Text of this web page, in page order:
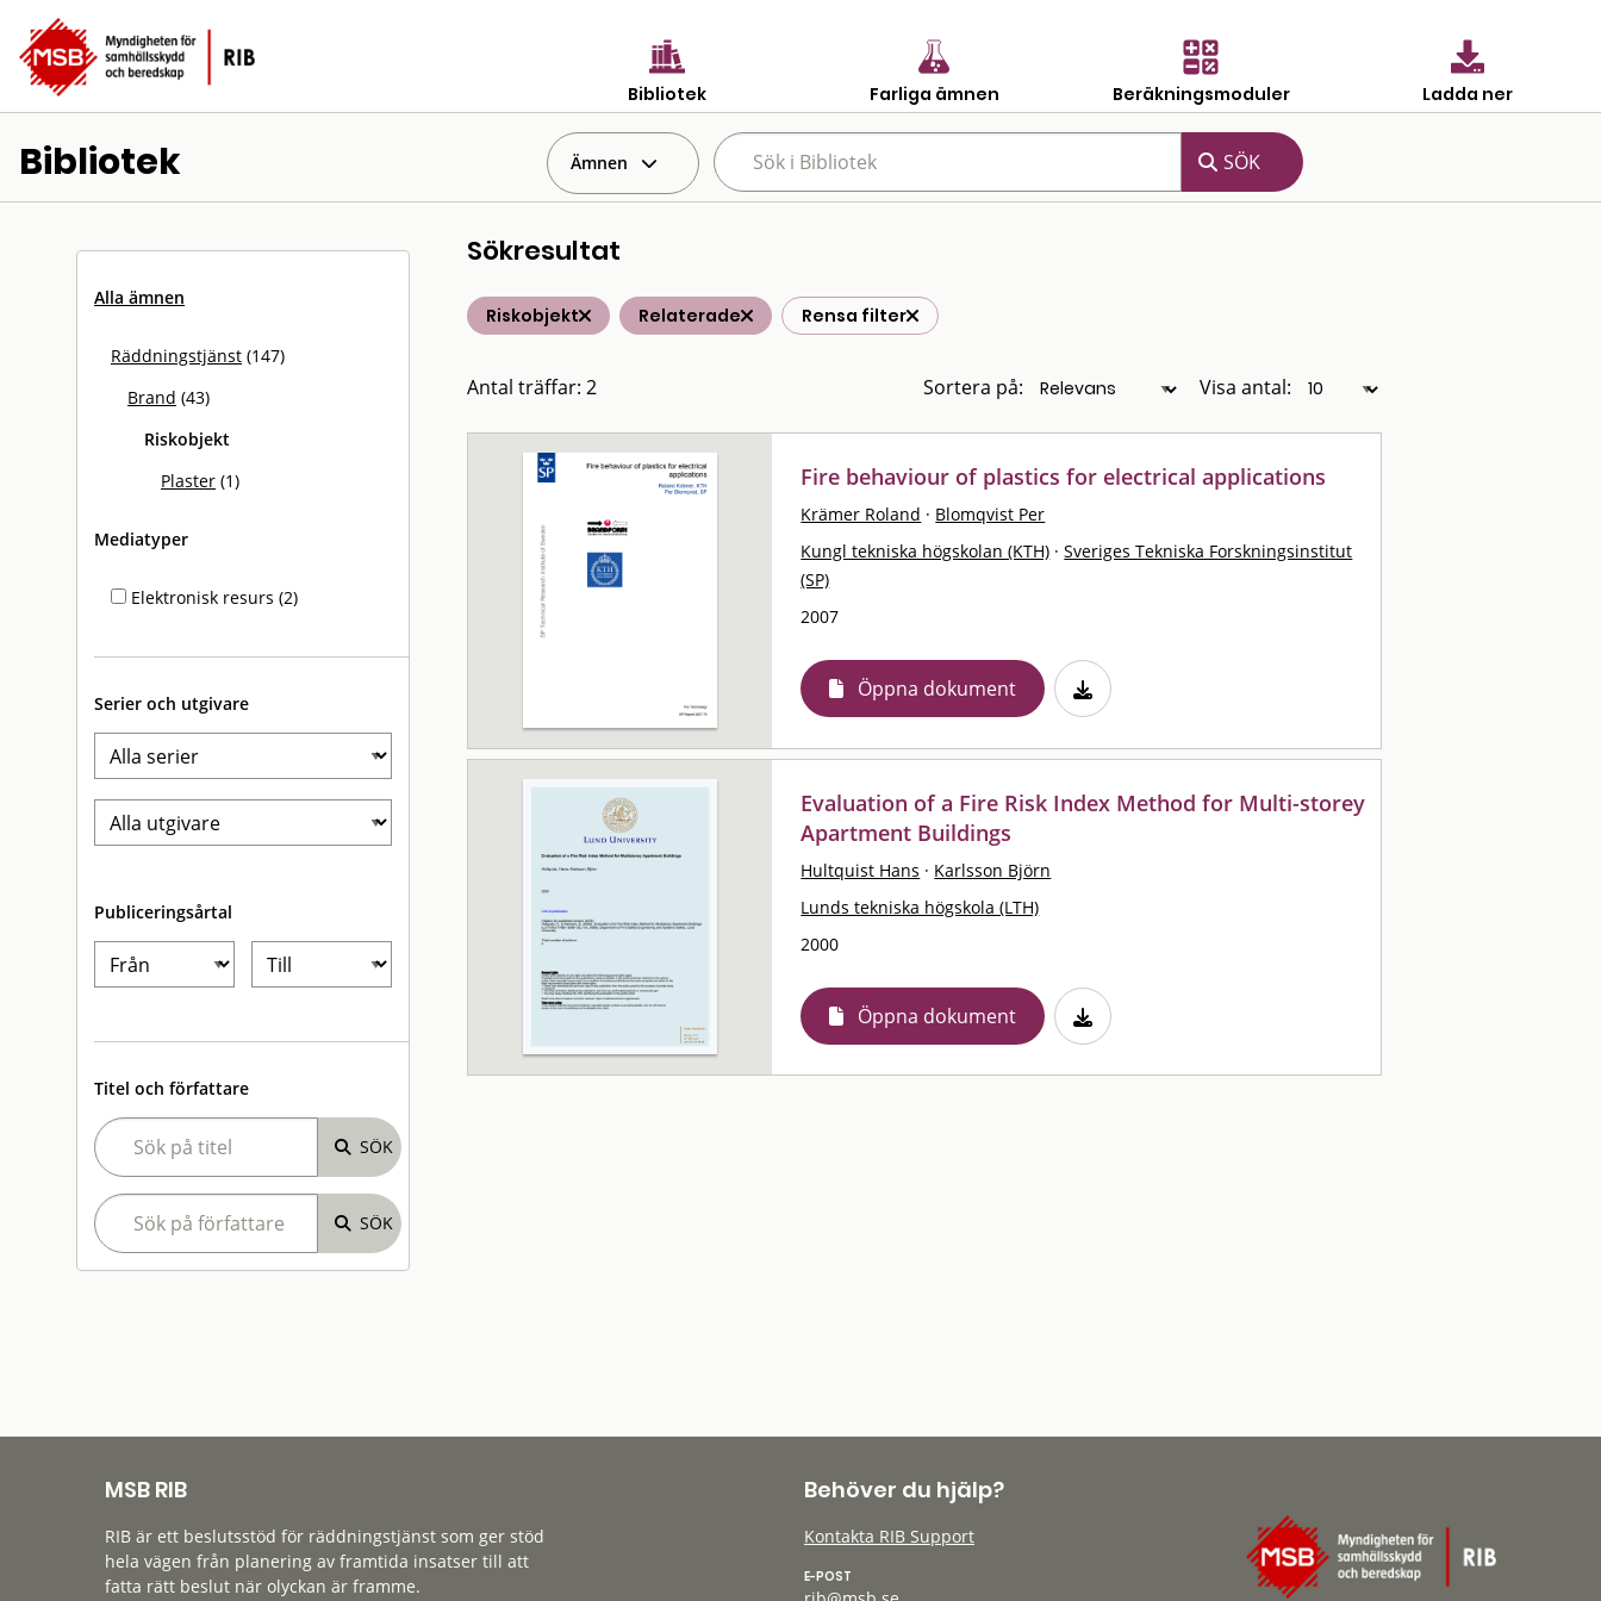
Bibliotek Farliga ämnen Beräkningsmoduler Ladda ner
Bibliotek Ämnen
Alla ämnen
Räddningstjänst (147)
Brand (43)
Riskobjekt
Plaster (1)
Mediatyper
Elektronisk resurs (2)
Serier och utgivare
Publiceringsårtal
Titel och författare
Sökresultat
Riskobjekt Relaterade Rensa filter
Antal träffar: 2 Sortera på: Visa antal:
Fire behaviour of plastics for electrical applications
Krämer Roland · Blomqvist Per
Kungl tekniska högskolan (KTH) · Sveriges Tekniska Forskningsinstitut
(SP)
2007
Öppna dokument
Evaluation of a Fire Risk Index Method for Multi-storey
Apartment Buildings
Hultquist Hans · Karlsson Björn
Lunds tekniska högskola (LTH)
2000
Öppna dokument
MSB RIB
RIB är ett beslutsstöd för räddningstjänst som ger stöd
hela vägen från planering av framtida insatser till att
fatta rätt beslut när olyckan är framme.
Behöver du hjälp?
Kontakta RIB Support
E-POST